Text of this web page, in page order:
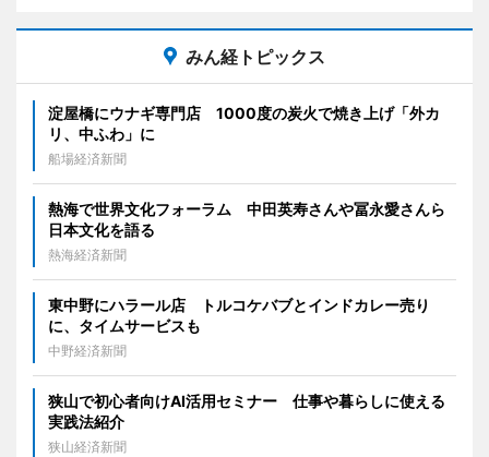
みん経トピックス
淀屋橋にウナギ専門店 1000度の炭火で焼き上げ「外カ
リ、中ふわ」に
船場経済新聞
熱海で世界文化フォーラム 中田英寿さんや冨永愛さんら
日本文化を語る
熱海経済新聞
東中野にハラール店 トルコケバブとインドカレー売り
に、タイムサービスも
中野経済新聞
狭山で初心者向けAI活用セミナー 仕事や暮らしに使える
実践法紹介
狭山経済新聞